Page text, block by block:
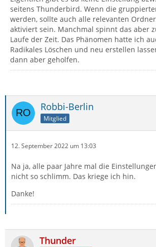
seitens Thunderbird. Wenn die
werden, sollte auch alle relevanten
aktiviert sein. Manchmal spinnt das aber
Laufe der Zeit. Das Phänomen hatte ich
Radikales Löschen und neu erstellen
dann aber geholfen.
Robbi-Berlin
Mitglied
12. September 2022 um 13:03
Na ja, alle paar Jahre mal die
nicht so schlimm. Das kriege ich hin.
Danke!
Thunder